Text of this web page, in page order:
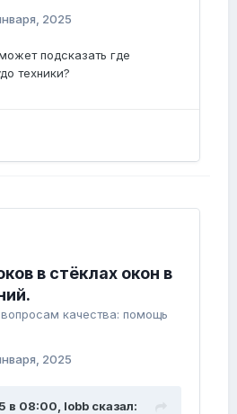
2025
подсказать где
техники?
в стёклах окон в
вопросам качества: помощь
2025
в 08:00, lobb сказал: